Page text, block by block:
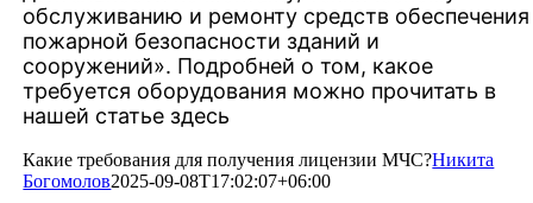
обслуживанию и ремонту средств обеспечения
пожарной безопасности зданий и
сооружений». Подробней о том, какое
требуется оборудования можно прочитать в
нашей статье здесь
Какие требования для получения лицензии МЧС?Никита
Богомолов2025-09-08T17:02:07+06:00